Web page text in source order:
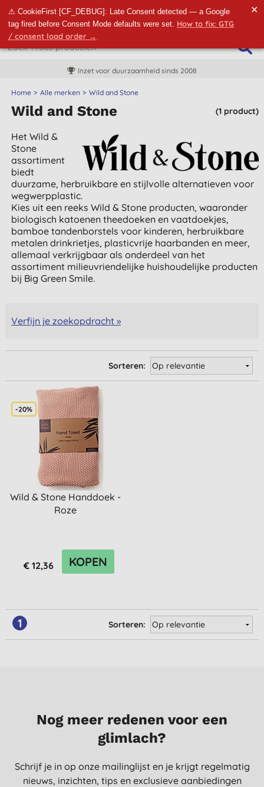
⚠ CookieFirst [CF_DEBUG]: Late Consent detected — a Google
tag fired before Consent Mode defaults were set. How to fix: GTG
/ consent load order →
✕
Inzet voor duurzaamheid sinds 2008
Home Alle merken Wild and Stone
(1 product)
Wild and Stone
Het Wild &
Stone
assortiment
biedt
duurzame, herbruikbare en stijlvolle alternatieven voor
wegwerpplastic.
Kies uit een reeks Wild & Stone producten, waaronder
biologisch katoenen theedoeken en vaatdoekjes,
bamboe tandenborstels voor kinderen, herbruikbare
metalen drinkrietjes, plasticvrije haarbanden en meer,
allemaal verkrijgbaar als onderdeel van het
assortiment milieuvriendelijke huishoudelijke producten
bij Big Green Smile.
Verfijn je zoekopdracht »
Sorteren:
-20%
Wild & Stone Handdoek -
Roze
€ 12,36 KOPEN
1 Sorteren:
Nog meer redenen voor een
glimlach?
Schrijf je in op onze mailinglijst en je krijgt regelmatig
nieuws, inzichten, tips en exclusieve aanbiedingen